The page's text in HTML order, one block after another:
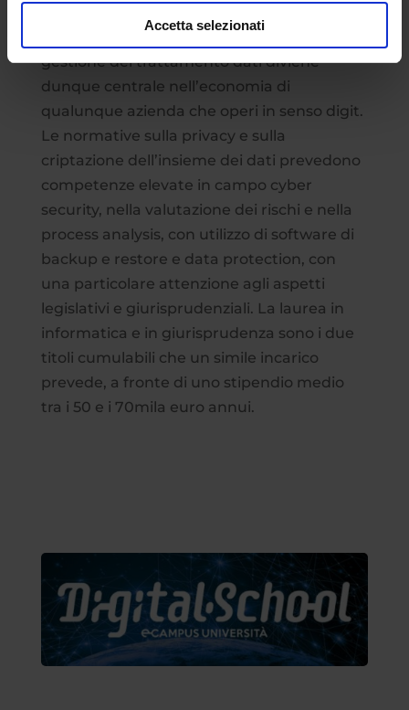
Accetta selezionati
gestione del trattamento dati diviene
dunque centrale nell’economia di
qualunque azienda che operi in senso digit.
Le normative sulla privacy e sulla
criptazione dell’insieme dei dati prevedono
competenze elevate in campo cyber
security, nella valutazione dei rischi e nella
process analysis, con utilizzo di software di
backup e restore e data protection, con
una particolare attenzione agli aspetti
legislativi e giurisprudenziali. La laurea in
informatica e in giurisprudenza sono i due
titoli cumulabili che un simile incarico
prevede, a fronte di uno stipendio medio
tra i 50 e i 70mila euro annui.